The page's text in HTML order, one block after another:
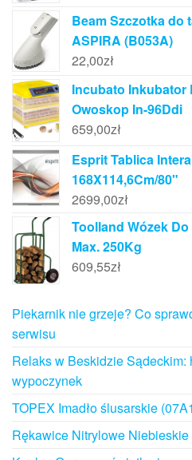
Beam Szczotka do
ASPIRA (B053A)
22,00zł
Incubato Inkubator
Owoskop In-96Ddi
659,00zł
Esprit Tablica
168X114,6Cm/80"
2699,00zł
Toolland Wózek
Max. 250Kg
609,55zł
Piekarnik nie grzeje? Co
serwisu
Relaks w Beskidzie
wypoczynek
TOPEX Imadło ślusarskie
Rękawice Nitrylowe